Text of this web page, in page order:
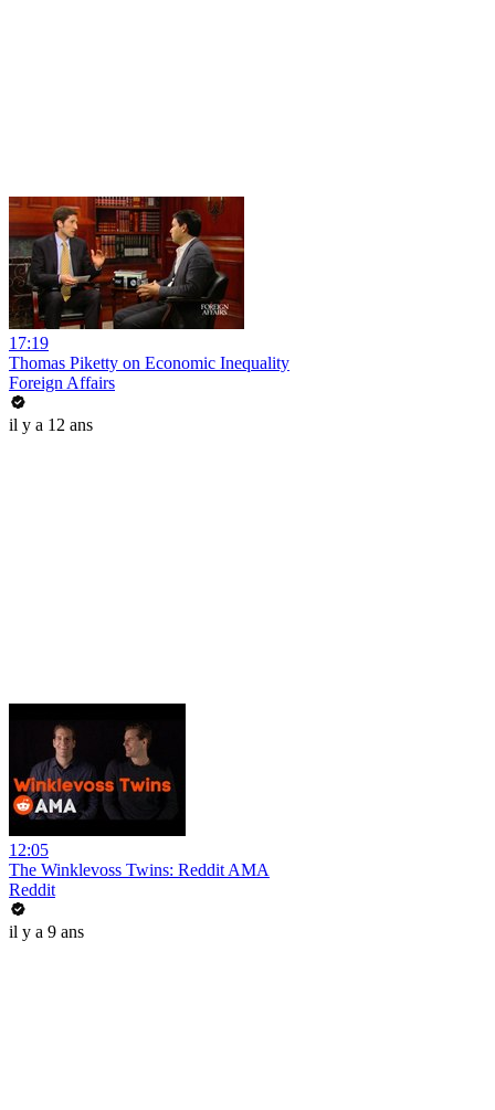
17:19
Thomas Piketty on Economic Inequality
Foreign Affairs
il y a 12 ans
12:05
The Winklevoss Twins: Reddit AMA
Reddit
il y a 9 ans